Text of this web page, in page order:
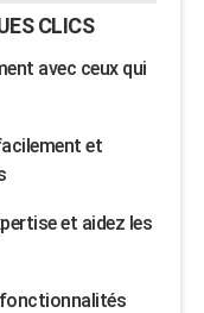
CLICS
avec ceux qui
et
et aidez les